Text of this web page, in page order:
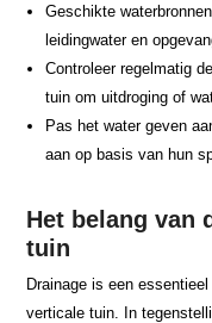
Geschikte
leidingwater en
Controleer regelmatig
tuin om uitdroging of
Pas het water geven
aan op basis van hun
Het belang van
tuin
Drainage is een
verticale tuin. In